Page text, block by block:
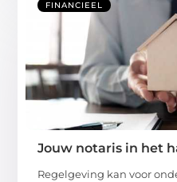
FINANCIEEL
Jouw notaris in het
Regelgeving kan voor